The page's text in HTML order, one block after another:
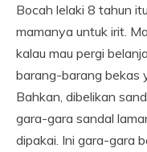
Bocah lelaki 8 tahun
mamanya untuk irit.
kalau mau pergi
barang-barang bekas
Bahkan, dibelikan
gara-gara sandal
dipakai. Ini gara-gara